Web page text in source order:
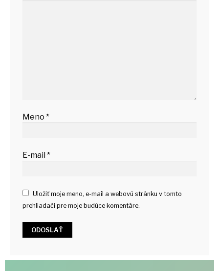
Meno *
E-mail*
Uložiť moje meno, e-mail a webovú stránku v tomto
prehliadači pre moje budúce komentáre.